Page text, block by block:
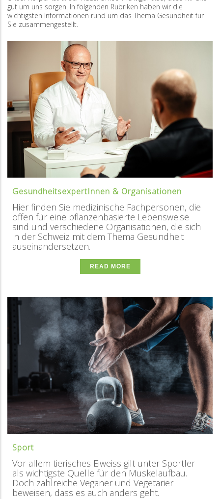
gut um uns sorgen. In folgenden Rubriken haben wir die
wichtigsten Informationen rund um das Thema Gesundheit für
Sie zusammengestellt.
GesundheitsexpertInnen & Organisationen
Hier finden Sie medizinische Fachpersonen, die
offen für eine pflanzenbasierte Lebensweise
sind und verschiedene Organisationen, die sich
in der Schweiz mit dem Thema Gesundheit
auseinandersetzen.
READ MORE
Sport
Vor allem tierisches Eiweiss gilt unter Sportler
als wichtigste Quelle für den Muskelaufbau.
Doch zahlreiche Veganer und Vegetarier
beweisen, dass es auch anders geht.